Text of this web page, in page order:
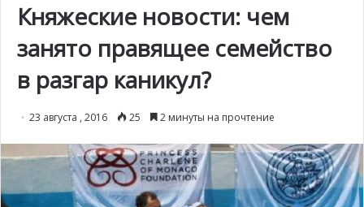
Княжеские новости: чем
занято правящее семейство
в разгар каникул?
23 августа , 2016 25 2 минуты на прочтение